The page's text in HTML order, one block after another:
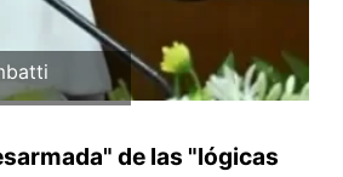
de las "lógicas